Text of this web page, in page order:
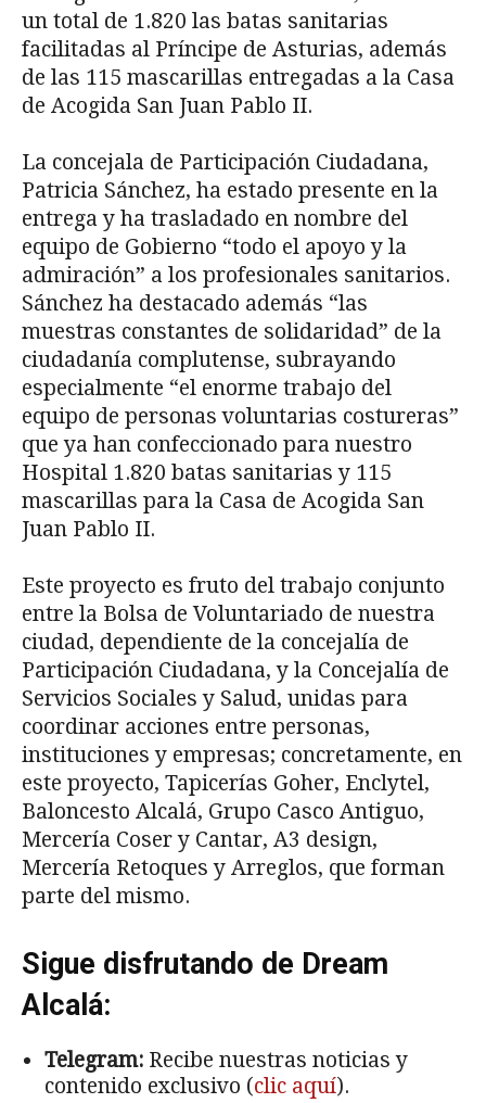
un total de 1.820 las batas sanitarias
facilitadas al Príncipe de Asturias, además
de las 115 mascarillas entregadas a la Casa
de Acogida San Juan Pablo II.
La concejala de Participación Ciudadana,
Patricia Sánchez, ha estado presente en la
entrega y ha trasladado en nombre del
equipo de Gobierno “todo el apoyo y la
admiración” a los profesionales sanitarios.
Sánchez ha destacado además “las
muestras constantes de solidaridad” de la
ciudadanía complutense, subrayando
especialmente “el enorme trabajo del
equipo de personas voluntarias costureras”
que ya han confeccionado para nuestro
Hospital 1.820 batas sanitarias y 115
mascarillas para la Casa de Acogida San
Juan Pablo II.
Este proyecto es fruto del trabajo conjunto
entre la Bolsa de Voluntariado de nuestra
ciudad, dependiente de la concejalía de
Participación Ciudadana, y la Concejalía de
Servicios Sociales y Salud, unidas para
coordinar acciones entre personas,
instituciones y empresas; concretamente, en
este proyecto, Tapicerías Goher, Enclytel,
Baloncesto Alcalá, Grupo Casco Antiguo,
Mercería Coser y Cantar, A3 design,
Mercería Retoques y Arreglos, que forman
parte del mismo.
Sigue disfrutando de Dream
Alcalá:
Telegram: Recibe nuestras noticias y
contenido exclusivo (clic aquí).